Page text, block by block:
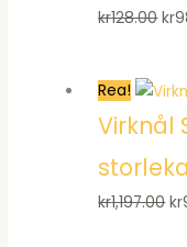
kr128.00 kr
Rea!
Virknål
kr1,197.00 kr